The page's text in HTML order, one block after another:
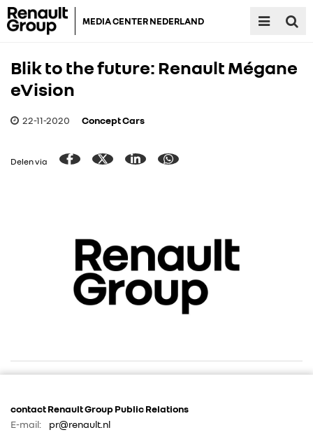
MEDIA CENTER NEDERLAND
Blik to the future: Renault Mégane
eVision
22-11-2020 Concept Cars
Delen via
contact Renault Group Public Relations
E-mail:
pr@renault.nl